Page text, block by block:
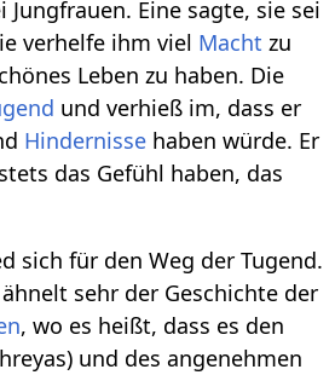
Jungfrauen. Eine sagte, sie sei
verhelfe ihm viel Macht zu
Leben zu haben. Die
und verhieß im, dass er
Hindernisse haben würde. Er
das Gefühl haben, das
sich für den Weg der Tugend.
sehr der Geschichte der
, wo es heißt, dass es den
und des angenehmen